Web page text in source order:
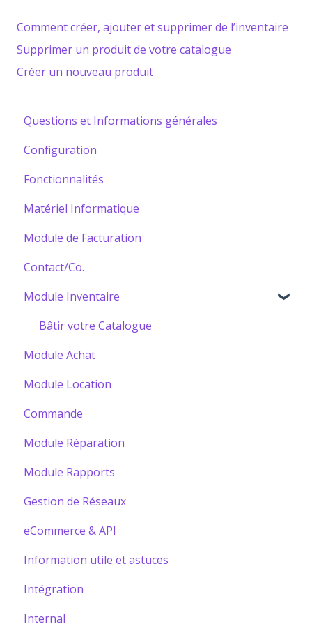
Comment créer, ajouter et supprimer de l’inventaire
Supprimer un produit de votre catalogue
Créer un nouveau produit
Questions et Informations générales
Configuration
Fonctionnalités
Matériel Informatique
Module de Facturation
Contact/Co.
Module Inventaire
Bâtir votre Catalogue
Module Achat
Module Location
Commande
Module Réparation
Module Rapports
Gestion de Réseaux
eCommerce & API
Information utile et astuces
Intégration
Internal